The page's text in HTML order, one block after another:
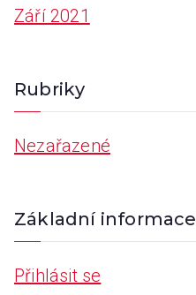
Září 2021
Rubriky
Nezařazené
Základní informace
Přihlásit se